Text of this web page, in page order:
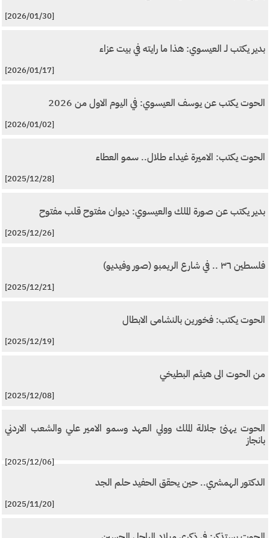
[2026/01/30]
بدير يكتب لـ العيسوي: هذا ما رايته في بيت عزاء
[2026/01/17]
الحوت يكتب عن يوسف العيسوي: في اليوم الاول من 2026
[2026/01/02]
الحوت يكتب: الاميرة غيداء طلال.. سمو العطاء
[2025/12/28]
بدير يكتب عن صورة الملك والعيسوي: ديوان مفتوح قلب مفتوح
[2025/12/26]
فلسطين ٣٦ .. في شارع الريمبو (صور وفيديو)
[2025/12/21]
الحوت يكتب: فخورين بالنشامى الابطال
[2025/12/19]
من الحوت الى هيثم البطيخي
[2025/12/08]
الحوت يهنئ جلالة الملك وولي العهد وسمو الامير علي والشعب الاردني
بانجاز
[2025/12/06]
الدكتور الهمشري.. حين يحقق الحفيد حلم الجد
[2025/11/20]